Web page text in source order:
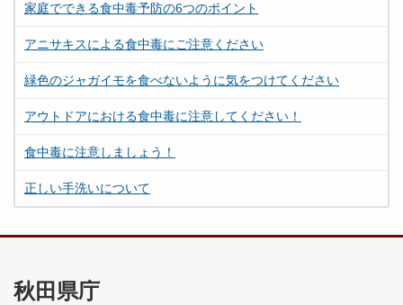
家庭でできる食中毒予防の6つのポイント
アニサキスによる食中毒にご注意ください
緑色のジャガイモを食べないように気をつけてください
アウトドアにおける食中毒に注意してください！
食中毒に注意しましょう！
正しい手洗いについて
秋田県庁